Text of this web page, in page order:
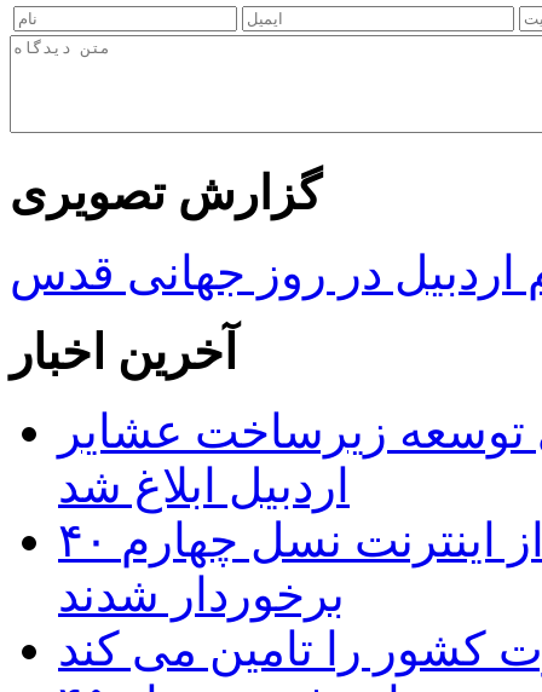
گزارش تصویری
در روز جهانی قدس
آخرین اخبار
برای توسعه زیرساخت عشایر
اردبیل ابلاغ شد
۴۰ روستای شهرستان گِرمی از اینترنت نسل چهارم
برخوردار شدند